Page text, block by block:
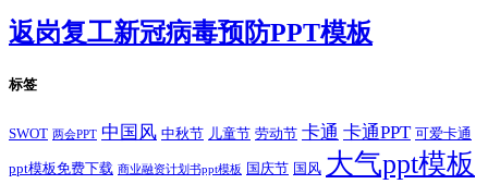
返岗复工新冠病毒预防PPT模板
标签
SWOT 两会PPT 中国风 中秋节 儿童节 劳动节 卡通 卡通PPT 可爱卡通
ppt模板免费下载 商业融资计划书ppt模板 国庆节 国风 大气ppt模板